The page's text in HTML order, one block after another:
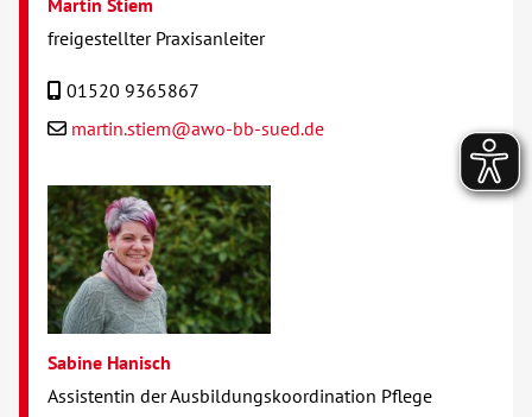
freigestellter Praxisanleiter
01520 9365867
martin.stiem@awo-bb-sued.de
Sabine Hanisch
Assistentin der Ausbildungskoordination Pflege